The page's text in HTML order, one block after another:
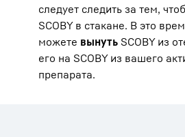
следует следить за тем,
SCOBY в стакане. В это
можете вынуть SCOBY из
его на SCOBY из вашего
препарата.